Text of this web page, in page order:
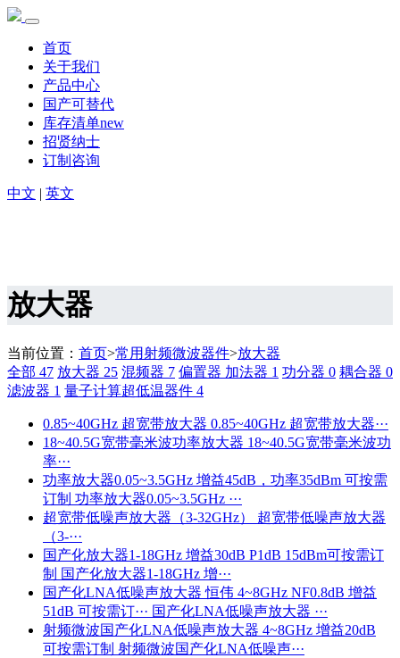
首页
关于我们
产品中心
国产可替代
库存清单new
招贤纳士
订制咨询
中文 | 英文
放大器
当前位置： 首页>常用射频微波器件>放大器
全部 47 放大器 25 混频器 7 偏置器 加法器 1 功分器 0 耦合器 0
滤波器 1 量子计算超低温器件 4
0.85~40GHz 超宽带放大器 0.85~40GHz 超宽带放大器···
18~40.5G宽带毫米波功率放大器 18~40.5G宽带毫米波功
率···
功率放大器0.05~3.5GHz 增益45dB，功率35dBm 可按需
订制 功率放大器0.05~3.5GHz ···
超宽带低噪声放大器（3-32GHz）
超宽带低噪声放大器
（3-···
国产化放大器1-18GHz 增益30dB P1dB 15dBm可按需订
制 国产化放大器1-18GHz 增···
国产化LNA低噪声放大器 恒伟 4~8GHz NF0.8dB 增益
51dB 可按需订··· 国产化LNA低噪声放大器 ···
射频微波国产化LNA低噪声放大器 4~8GHz 增益20dB
可按需订制 射频微波国产化LNA低噪声···